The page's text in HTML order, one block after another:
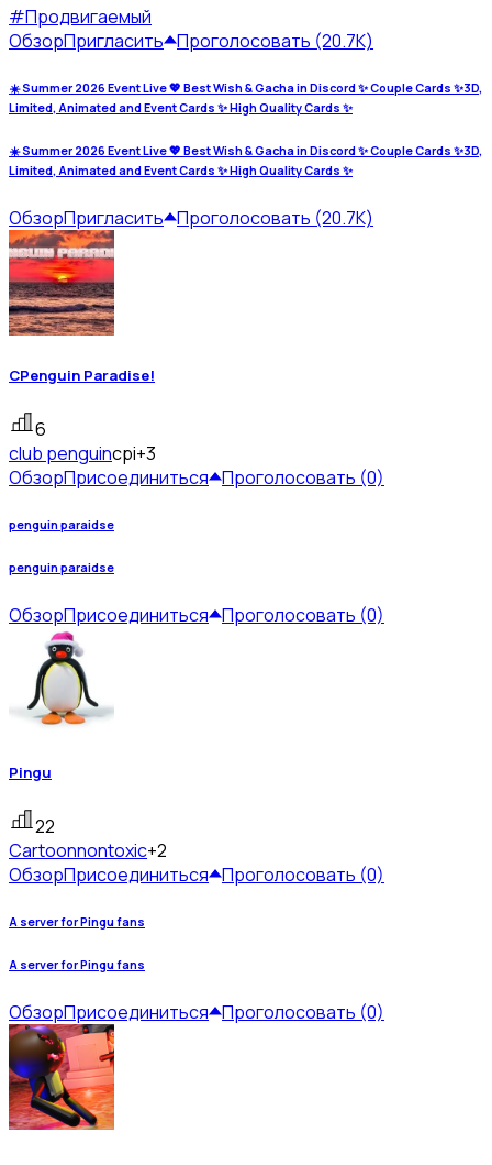
#Продвигаемый
ОбзорПригласить Проголосовать (20.7K)
☀️ Summer 2026 Event Live 💖 Best Wish & Gacha in Discord ✨ Couple Cards ✨3D,
Limited, Animated and Event Cards ✨ High Quality Cards ✨
☀️ Summer 2026 Event Live 💖 Best Wish & Gacha in Discord ✨ Couple Cards ✨3D,
Limited, Animated and Event Cards ✨ High Quality Cards ✨
ОбзорПригласить Проголосовать (20.7K)
CPenguin Paradise!
6
club penguincpi+3
ОбзорПрисоединиться Проголосовать (0)
penguin paraidse
penguin paraidse
ОбзорПрисоединиться Проголосовать (0)
Pingu
22
Cartoonnontoxic+2
ОбзорПрисоединиться Проголосовать (0)
A server for Pingu fans
A server for Pingu fans
ОбзорПрисоединиться Проголосовать (0)